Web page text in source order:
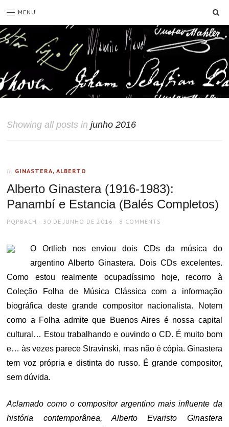
MENU
Showing all posts injunho 2016
In GINASTERA, ALBERTO
Alberto Ginastera (1916-1983):
Panambí e Estancia (Balés Completos)
AUTHOR
PQPBACH
POSTED
30 DE JUNHO DE 2016 8 COMMENTS
O Ortlieb nos enviou dois CDs da música do
argentino Alberto Ginastera. Dois CDs excelentes.
Como estou realmente ocupadíssimo hoje, recorro à
Coleção Folha de Música Clássica com a informação
biográfica deste grande compositor nacionalista. Notem
como a Folha admite que Buenos Aires é nossa capital
cultural… Estou trabalhando e ouvindo o CD. É muito bom
e… às vezes parece Stravinski, mas não é cópia. Ginastera
tem voz própria e distinta do russo. É grande compositor,
sem dúvida.
Aclamado como o compositor argentino mais influente da
história contemporânea, Alberto Evaristo Ginastera